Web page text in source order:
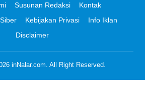
Susunan Redaksi
Kontak
Kebijakan Privasi
Info Iklan
Disclaimer
inNalar.com. All Right Reserved.